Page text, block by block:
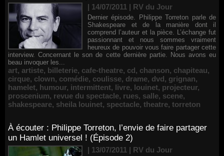
| 14/07/2011 | RV du Jour
Dernier épisode. Philippe Torreton parle de
Shakespeare et de la manière dont il
comprend l’auteur et la pièce. L’échange fut
passionnant et nous sommes vraiment
heureux de pouvoir vous faire partager cette
interview. Concernant le son de cette dernière partie. Nous avons eu
beau invoquer les...
art, artiste, billeterie, cafe-theatre, cd, chanson, chapiteau,
cirque, clown, comédie, coulisse, drame, dvd, grignan,
hamelet, humour, intermittent, livre, louinet, projecteur,
proscenium, revue du spectacle, rues, salle, scene,
shakespeare, sheila louinet, spectacle, theatre, torreton
À écouter : Philippe Torreton, l’envie de faire partager
un Hamlet universel ! (Épisode 2)
| 13/07/2011 | RV du Jour